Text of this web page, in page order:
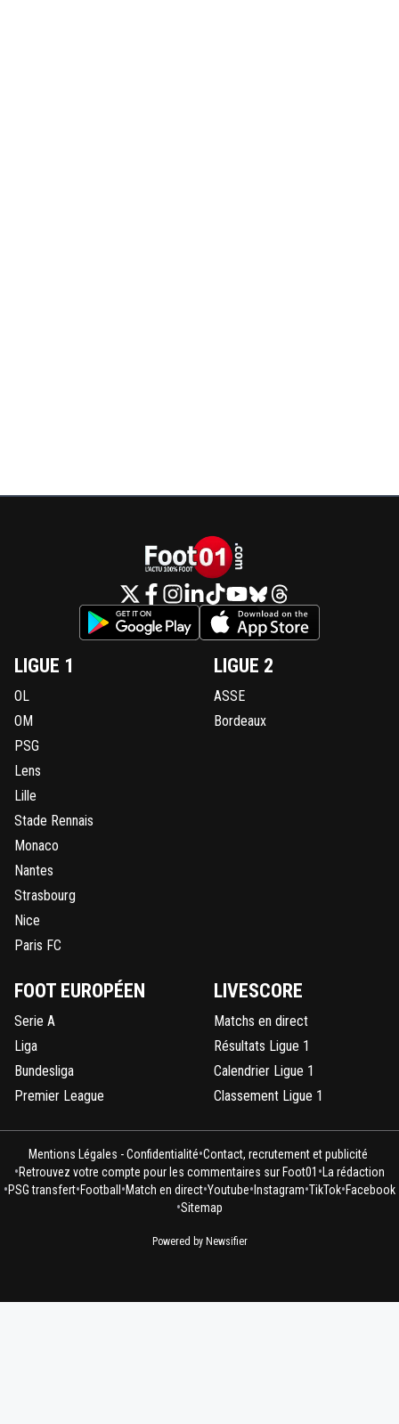
LIGUE 1
OL
OM
PSG
Lens
Lille
Stade Rennais
Monaco
Nantes
Strasbourg
Nice
Paris FC
LIGUE 2
ASSE
Bordeaux
FOOT EUROPÉEN
Serie A
Liga
Bundesliga
Premier League
LIVESCORE
Matchs en direct
Résultats Ligue 1
Calendrier Ligue 1
Classement Ligue 1
Mentions Légales - Confidentialité•Contact, recrutement et publicité
•Retrouvez votre compte pour les commentaires sur Foot01 • La rédaction
•PSG transfert•Football •Match en direct•Youtube• Instagram•TikTok•Facebook
•Sitemap
Powered by Newsifier